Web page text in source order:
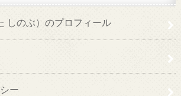
しのぶ）のプロフィール
ー